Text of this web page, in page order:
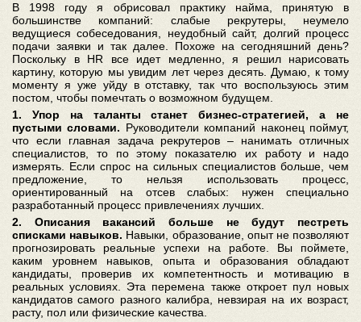
В 1998 году я обрисовал практику найма, принятую в
большинстве компаний: слабые рекрутеры, неумело
ведущиеся собеседования, неудобный сайт, долгий процесс
подачи заявки и так далее. Похоже на сегодняшний день?
Поскольку в HR все идет медленно, я решил нарисовать
картину, которую мы увидим лет через десять. Думаю, к тому
моменту я уже уйду в отставку, так что воспользуюсь этим
постом, чтобы помечтать о возможном будущем.
1. Упор на таланты станет бизнес-стратегией, а не
пустыми словами. Руководители компаний наконец поймут,
что если главная задача рекрутеров – нанимать отличных
специалистов, то по этому показателю их работу и надо
измерять. Если спрос на сильных специалистов больше, чем
предложение, то нельзя использовать процесс,
ориентированный на отсев слабых: нужен специально
разработанный процесс привлечениях лучших.
2. Описания вакансий больше не будут пестреть
списками навыков. Навыки, образование, опыт не позволяют
прогнозировать реальные успехи на работе. Вы поймете,
каким уровнем навыков, опыта и образования обладают
кандидаты, проверив их компетентность и мотивацию в
реальных условиях. Эта перемена также откроет пул новых
кандидатов самого разного калибра, невзирая на их возраст,
расту, пол или физические качества.